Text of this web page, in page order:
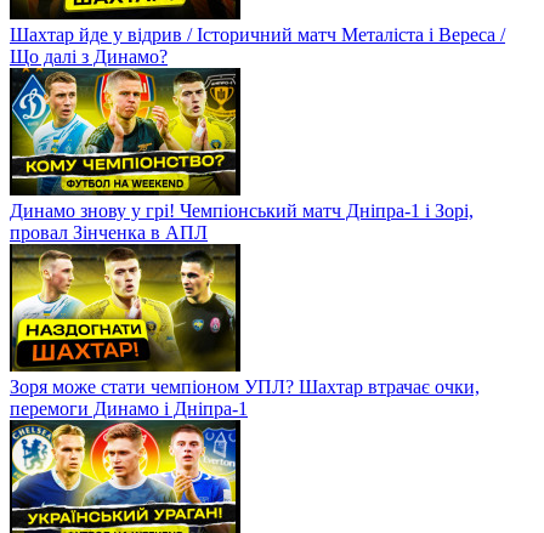
Шахтар йде у відрив / Історичний матч Металіста і Вереса /
Що далі з Динамо?
Динамо знову у грі! Чемпіонський матч Дніпра-1 і Зорі,
провал Зінченка в АПЛ
Зоря може стати чемпіоном УПЛ? Шахтар втрачає очки,
перемоги Динамо і Дніпра-1